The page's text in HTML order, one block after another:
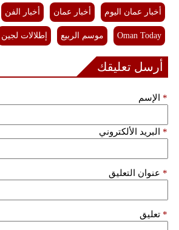
أخبار عمان اليوم أخبار عمان أخبار الفن
Oman Today موسم الربيع إطلالات لجين
أرسل تعليقك
الإسم *
البريد الألكتروني *
عنوان التعليق *
تعليق *